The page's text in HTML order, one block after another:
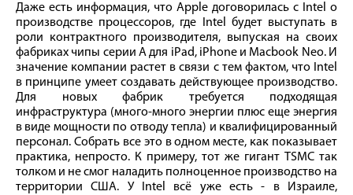
Даже есть информация, что Apple договорилась с Intel о
производстве процессоров, где Intel будет выступать в
роли контрактного производителя, выпуская на своих
фабриках чипы серии A для iPad, iPhone и Macbook Neo. И
значение компании растет в связи с тем фактом, что Intel
в принципе умеет создавать действующее производство.
Для новых фабрик требуется подходящая
инфраструктура (много-много энергии плюс еще энергия
в виде мощности по отводу тепла) и квалифицированный
персонал. Собрать все это в одном месте, как показывает
практика, непросто. К примеру, тот же гигант TSMC так
толком и не смог наладить полноценное производство на
территории США. У Intel всё уже есть - в Израиле,